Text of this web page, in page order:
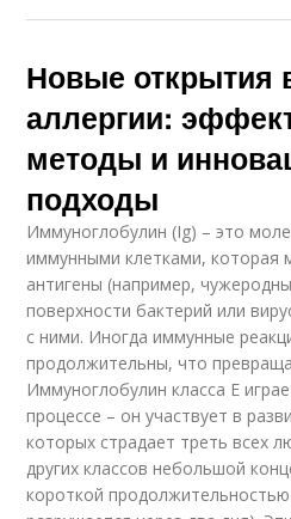
Новые открытия
аллергии:
методы и
подходы
Иммуноглобулин (Ig) – это
иммунными клетками, которая
антигены (например,
поверхности бактерий или
с ними. Иногда иммунные
продолжительны, что
Иммуноглобулин класса Е
процессе – он участвует в
которых страдает треть всех
других классов небольшой
короткой